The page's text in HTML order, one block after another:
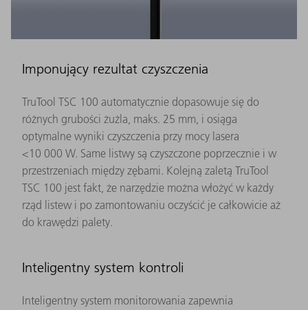
Imponujący rezultat czyszczenia
TruTool TSC 100 automatycznie dopasowuje się do
różnych grubości żużla, maks. 25 mm, i osiąga
optymalne wyniki czyszczenia przy mocy lasera
<10 000 W. Same listwy są czyszczone poprzecznie i w
przestrzeniach między zębami. Kolejną zaletą TruTool
TSC 100 jest fakt, że narzędzie można włożyć w każdy
rząd listew i po zamontowaniu oczyścić je całkowicie aż
do krawędzi palety.
Inteligentny system kontroli
Inteligentny system monitorowania zapewnia